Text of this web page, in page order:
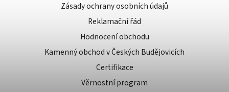
Zásady ochrany osobních údajů
Reklamační řád
Hodnocení obchodu
Kamenný obchod v Českých Budějovicích
Certifikace
Věrnostní program